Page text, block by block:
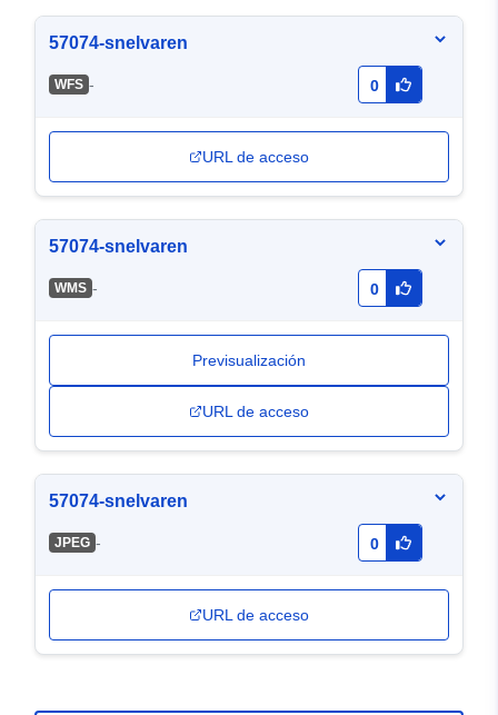
57074-snelvaren
WFS - 0
URL de acceso
57074-snelvaren
WMS - 0
Previsualización
URL de acceso
57074-snelvaren
JPEG - 0
URL de acceso